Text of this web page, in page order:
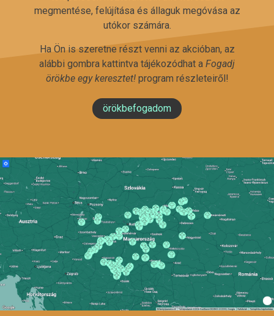
megmentése, felújítása és állaguk megóvása az
utókor számára.
Ha Ön is szeretne részt venni az akcióban, az
alábbi gombra kattintva tájékozódhat a Fogadj
örökbe egy keresztet!program részleteiről!
örökbefogadom